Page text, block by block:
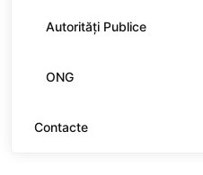
Autorități Publice
ONG
Contacte